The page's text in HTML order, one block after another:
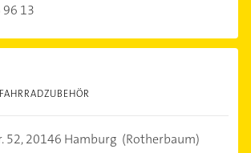
96 13
52,20146 Hamburg (Rotherbaum)